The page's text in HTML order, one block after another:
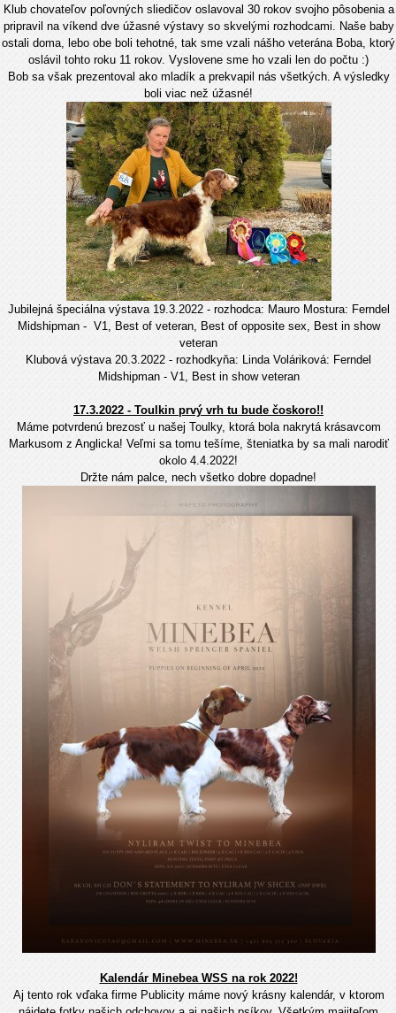
Klub chovateľov poľovných sliedičov oslavoval 30 rokov svojho pôsobenia a
pripravil na víkend dve úžasné výstavy so skvelými rozhodcami. Naše baby
ostali doma, lebo obe boli tehotné, tak sme vzali nášho veterána Boba, ktorý
oslávil tohto roku 11 rokov. Vyslovene sme ho vzali len do počtu :)
Bob sa však prezentoval ako mladík a prekvapil nás všetkých. A výsledky
boli viac než úžasné!
Jubilejná špeciálna výstava 19.3.2022 - rozhodca: Mauro Mostura: Ferndel
Midshipman - V1, Best of veteran, Best of opposite sex, Best in show
veteran
Klubová výstava 20.3.2022 - rozhodkyňa: Linda Voláriková: Ferndel
Midshipman - V1, Best in show veteran
17.3.2022 - Toulkin prvý vrh tu bude čoskoro!!
Máme potvrdenú brezosť u našej Toulky, ktorá bola nakrytá krásavcom
Markusom z Anglicka! Veľmi sa tomu tešíme, šteniatka by sa mali narodiť
okolo 4.4.2022!
Držte nám palce, nech všetko dobre dopadne!
Kalendár Minebea WSS na rok 2022!
Aj tento rok vďaka firme Publicity máme nový krásny kalendár, v ktorom